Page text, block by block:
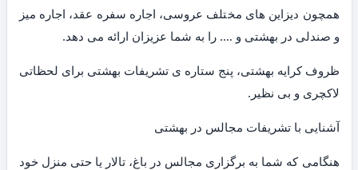
همچون دیزاین های مختلف عروسی، اجاره سفره عقد، اجاره میز
و صندلی در بهشتی و …. را به شما عزیزان ارائه می دهد.
ظروف کرایه بهشتی، پنج ستاره ی تشریفات بهشتی برای لحظاتی
لاکچری و بی نظیر.
آشنایی با تشریفات مجالس در بهشتی
هنگامی که شما به برگزاری مجالس در باغ، تالار یا حتی منزل خود